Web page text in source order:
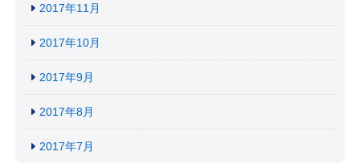
2017年11月
2017年10月
2017年9月
2017年8月
2017年7月